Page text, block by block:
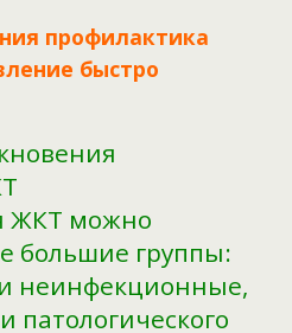
профилактика
быстро
ЖКТ можно
большие группы:
неинфекционные,
патологического